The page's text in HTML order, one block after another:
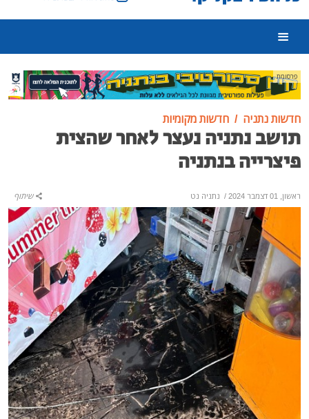
פרסומת
חדשות נתניה חדשות מקומיות
תושב נתניה נעצר לאחר שהצית
פיצרייה בנתניה
ראשון, 01 דצמבר 2024 / נתניה נט שיתוף